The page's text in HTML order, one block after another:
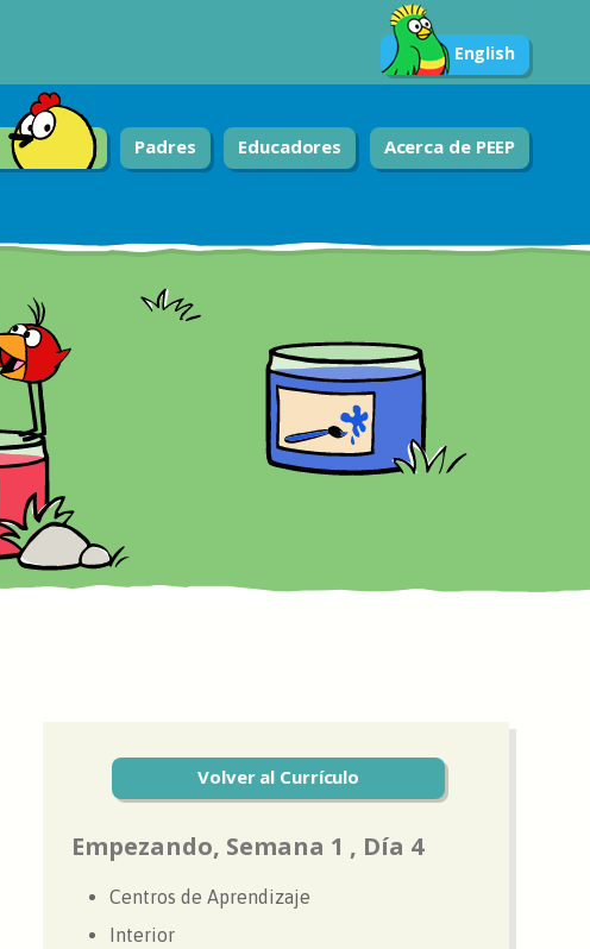
English
Padres Educadores Acerca de PEEP
Volver al Currículo
Empezando, Semana 1 , Día 4
Centros de Aprendizaje
Interior